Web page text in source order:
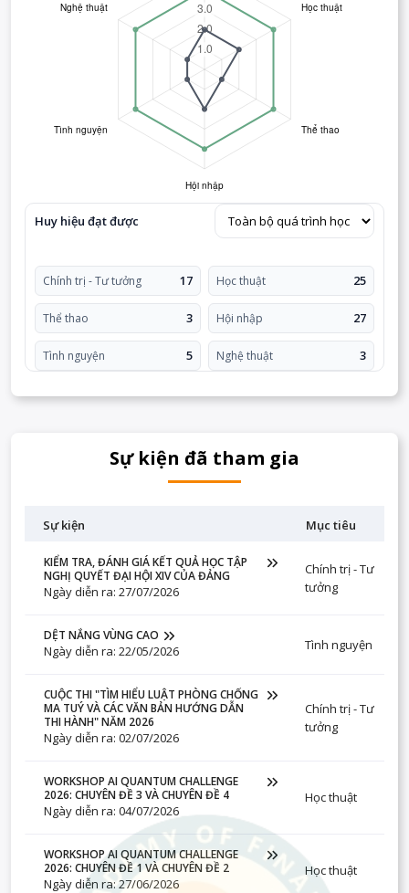
Huy hiệu đạt được
Chính trị - Tư tưởng 17 Học thuật 25
Thể thao 3 Hội nhập 27
Tình nguyện 5 Nghệ thuật 3
Sự kiện đã tham gia
Sự kiện Mục tiêu
KIỂM TRA, ĐÁNH GIÁ KẾT QUẢ HỌC TẬP
NGHỊ QUYẾT ĐẠI HỘI XIV CỦA ĐẢNG
Ngày diễn ra: 27/07/2026
Chính trị - Tư
tưởng
DỆT NẮNG VÙNG CAO
Ngày diễn ra: 22/05/2026 Tình nguyện
CUỘC THI "TÌM HIỂU LUẬT PHÒNG CHỐNG
MA TUÝ VÀ CÁC VĂN BẢN HƯỚNG DẪN
THI HÀNH" NĂM 2026
Ngày diễn ra: 02/07/2026
Chính trị - Tư
tưởng
WORKSHOP AI QUANTUM CHALLENGE
2026: CHUYÊN ĐỀ 3 VÀ CHUYÊN ĐỀ 4
Ngày diễn ra: 04/07/2026
Học thuật
WORKSHOP AI QUANTUM CHALLENGE
2026: CHUYÊN ĐỀ 1 VÀ CHUYÊN ĐỀ 2
Ngày diễn ra: 27/06/2026
Học thuật